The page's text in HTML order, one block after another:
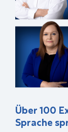
Über 100
Sprache